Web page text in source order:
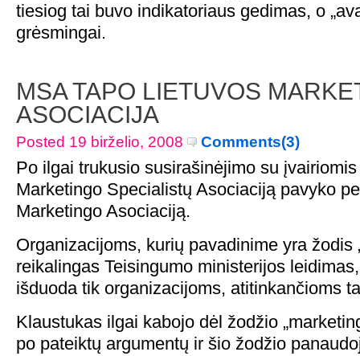
tiesiog tai buvo indikatoriaus gedimas, o
grėsmingai.
MSA TAPO LIETUVOS
ASOCIACIJA
Posted 19 birželio, 2008 Comments(3)
Po ilgai trukusio susirašinėjimo su
Marketingo Specialistų Asociaciją pavyko
Marketingo Asociaciją.
Organizacijoms, kurių pavadinime yra žodis
reikalingas Teisingumo ministerijos
išduoda tik organizacijoms, atitinkančioms
Klaustukas ilgai kabojo dėl žodžio
po pateiktų argumentų ir šio žodžio